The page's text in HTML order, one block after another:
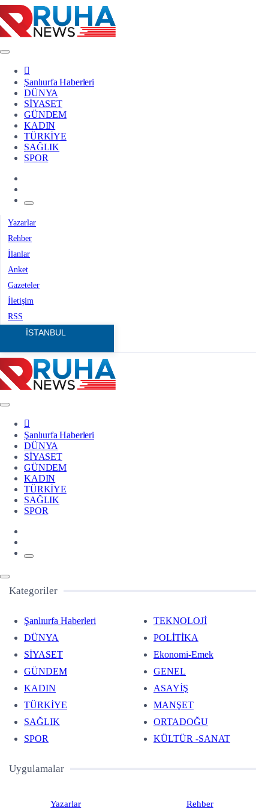
Şanlıurfa Haberleri
DÜNYA
SİYASET
GÜNDEM
KADIN
TÜRKİYE
SAĞLIK
SPOR
Yazarlar
Rehber
İlanlar
Anket
Gazeteler
İletişim
RSS
Şanlıurfa Haberleri
DÜNYA
SİYASET
GÜNDEM
KADIN
TÜRKİYE
SAĞLIK
SPOR
Kategoriler
Şanlıurfa Haberleri
DÜNYA
SİYASET
GÜNDEM
KADIN
TÜRKİYE
SAĞLIK
SPOR
TEKNOLOJİ
POLİTİKA
Ekonomi-Emek
GENEL
ASAYİŞ
MANŞET
ORTADOĞU
KÜLTÜR -SANAT
Uygulamalar
Yazarlar Rehber